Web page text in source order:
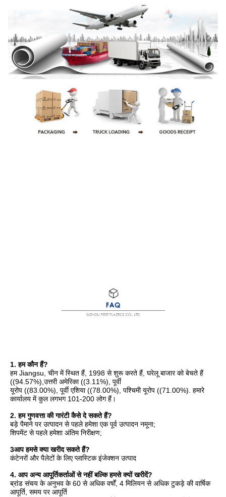
1. हम कौन हैं?
हम Jiangsu, चीन में स्थित हैं, 1998 से शुरू करते हैं, घरेलू बाजार को बेचते हैं
((94.57%),उत्तरी अमेरिका ((3.11%), पूर्वी
यूरोप ((83.00%), पूर्वी एशिया ((78.00%), पश्चिमी यूरोप ((71.00%). हमारे
कार्यालय में कुल लगभग 101-200 लोग हैं।
2. हम गुणवत्ता की गारंटी कैसे दे सकते हैं?
बड़े पैमाने पर उत्पादन से पहले हमेशा एक पूर्व उत्पादन नमूना;
शिपमेंट से पहले हमेशा अंतिम निरीक्षण;
3आप हमसे क्या खरीद सकते हैं?
कंटेनरों और पैलेटों के लिए प्लास्टिक इंजेक्शन उत्पाद
4. आप अन्य आपूर्तिकर्ताओं से नहीं बल्कि हमसे क्यों खरीदें?
ब्रांड संचय के अनुभव के 60 से अधिक वर्षों, 4 मिलियन से अधिक टुकड़े की वार्षिक
आपूर्ति, समय पर आपूर्ति